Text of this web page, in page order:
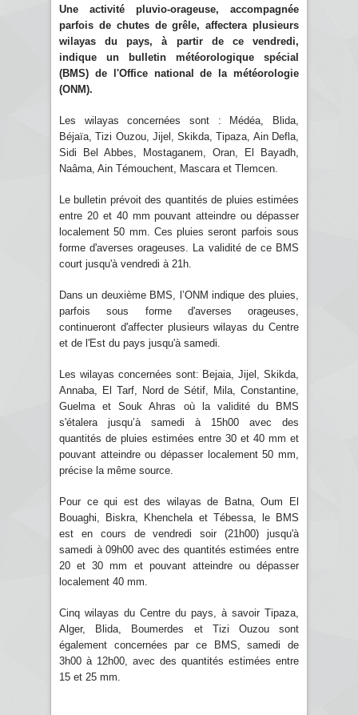
Une activité pluvio-orageuse, accompagnée
parfois de chutes de grêle, affectera plusieurs
wilayas du pays, à partir de ce vendredi,
indique un bulletin météorologique spécial
(BMS) de l'Office national de la météorologie
(ONM).
Les wilayas concernées sont : Médéa, Blida,
Béjaïa, Tizi Ouzou, Jijel, Skikda, Tipaza, Ain Defla,
Sidi Bel Abbes, Mostaganem, Oran, El Bayadh,
Naâma, Ain Témouchent, Mascara et Tlemcen.
Le bulletin prévoit des quantités de pluies estimées
entre 20 et 40 mm pouvant atteindre ou dépasser
localement 50 mm. Ces pluies seront parfois sous
forme d'averses orageuses. La validité de ce BMS
court jusqu'à vendredi à 21h.
Dans un deuxième BMS, l’ONM indique des pluies,
parfois sous forme d'averses orageuses,
continueront d'affecter plusieurs wilayas du Centre
et de l'Est du pays jusqu'à samedi.
Les wilayas concernées sont: Bejaia, Jijel, Skikda,
Annaba, El Tarf, Nord de Sétif, Mila, Constantine,
Guelma et Souk Ahras où la validité du BMS
s'étalera jusqu’à samedi à 15h00 avec des
quantités de pluies estimées entre 30 et 40 mm et
pouvant atteindre ou dépasser localement 50 mm,
précise la même source.
Pour ce qui est des wilayas de Batna, Oum El
Bouaghi, Biskra, Khenchela et Tébessa, le BMS
est en cours de vendredi soir (21h00) jusqu'à
samedi à 09h00 avec des quantités estimées entre
20 et 30 mm et pouvant atteindre ou dépasser
localement 40 mm.
Cinq wilayas du Centre du pays, à savoir Tipaza,
Alger, Blida, Boumerdes et Tizi Ouzou sont
également concernées par ce BMS, samedi de
3h00 à 12h00, avec des quantités estimées entre
15 et 25 mm.